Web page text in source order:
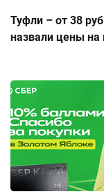
Туфли – от 38
назвали цены